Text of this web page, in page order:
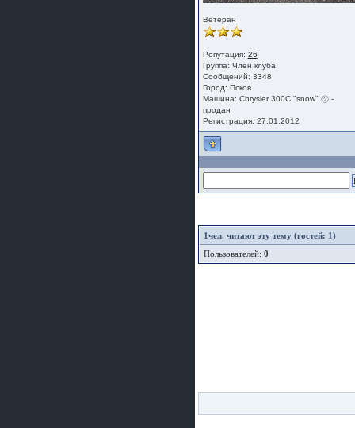
Ветеран
Репутация: 26
Группа: Член клуба
Сообщений: 3348
Город: Псков
Машина: Chrysler 300C "snow" ㋡ -
продан
Регистрация: 27.01.2012
1чел. читают эту тему (гостей: 1)
Пользователей: 0